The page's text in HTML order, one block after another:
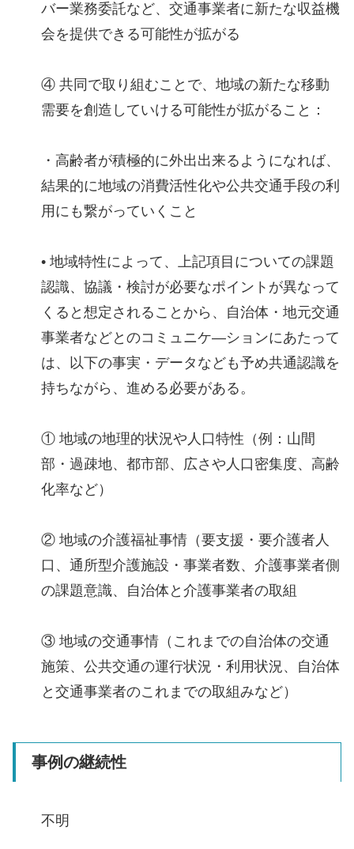
バー業務委託など、交通事業者に新たな収益機
会を提供できる可能性が拡がる
④ 共同で取り組むことで、地域の新たな移動
需要を創造していける可能性が拡がること：
・高齢者が積極的に外出出来るようになれば、
結果的に地域の消費活性化や公共交通手段の利
用にも繋がっていくこと
• 地域特性によって、上記項目についての課題
認識、協議・検討が必要なポイントが異なって
くると想定されることから、自治体・地元交通
事業者などとのコミュニケ―ションにあたって
は、以下の事実・データなども予め共通認識を
持ちながら、進める必要がある。
① 地域の地理的状況や人口特性（例：山間
部・過疎地、都市部、広さや人口密集度、高齢
化率など）
② 地域の介護福祉事情（要支援・要介護者人
口、通所型介護施設・事業者数、介護事業者側
の課題意識、自治体と介護事業者の取組
③ 地域の交通事情（これまでの自治体の交通
施策、公共交通の運行状況・利用状況、自治体
と交通事業者のこれまでの取組みなど）
事例の継続性
不明